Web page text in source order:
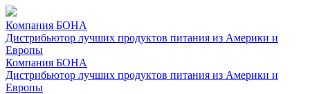
Компания БОНА
Дистрибьютор лучших продуктов питания из Америки и
Европы
Компания БОНА
Дистрибьютор лучших продуктов питания из Америки и
Европы